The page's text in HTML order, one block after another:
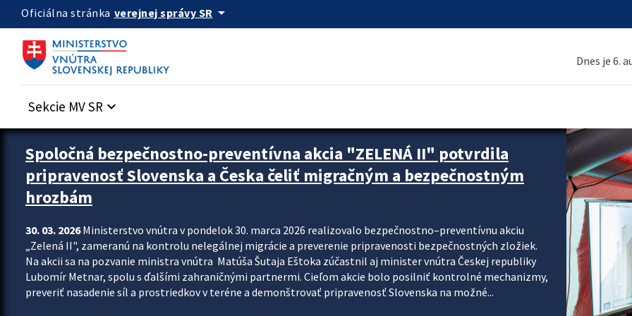
Preskocit na hlavný obsah
Oficiálna stránka verejnej správy SR arrow_drop_down
Dnes je 6.
Sekcie MV SR keyboard_arrow_down
Zastavit automatický posun upútavok
Spoločná bezpečnostno-preventívna akcia "ZELENÁ II" potvrdila
pripravenosť Slovenska a Česka čeliť migračným a bezpečnostným
hrozbám
30. 03. 2026Ministerstvo vnútra v pondelok 30. marca 2026 realizovalo bezpečnostno–preventívnu akciu
„Zelená II", zameranú na kontrolu nelegálnej migrácie a preverenie pripravenosti bezpečnostných zložiek.
Na akcii sa na pozvanie ministra vnútra Matúša Šutaja Eštoka zúčastnil aj minister vnútra Českej republiky
Lubomír Metnar, spolu s ďalšími zahraničnými partnermi. Cieľom akcie bolo posilniť kontrolné mechanizmy,
preveriť nasadenie síl a prostriedkov v teréne a demonštrovať pripravenosť Slovenska na možné...